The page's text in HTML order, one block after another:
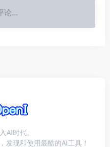
论...
AI时代。
发现和使用最酷的AI工具！